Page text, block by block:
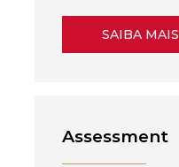
SAIBA MAIS
Assessment